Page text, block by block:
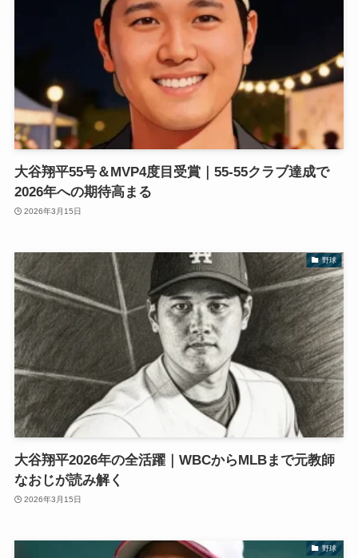
大谷翔平55号＆MVP4度目受賞｜55-55クラブ達成で
2026年への期待高まる
2026年3月15日
野球
大谷翔平2026年の全活躍｜WBCからMLBまで元教師
なおじが読み解く
2026年3月15日
野球